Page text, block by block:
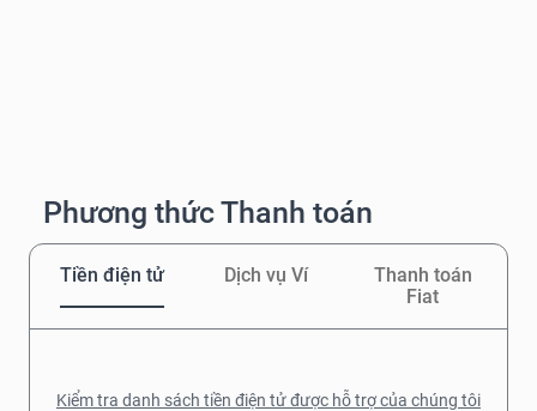
Phương thức Thanh toán
Tiền điện tử Dịch vụ Ví
Thanh toán
Fiat
Kiểm tra danh sách tiền điện tử được hỗ trợ của chúng tôi